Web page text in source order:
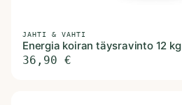
JAHTI & VAHTI
Energia koiran täysravinto 12 kg
36,90 €